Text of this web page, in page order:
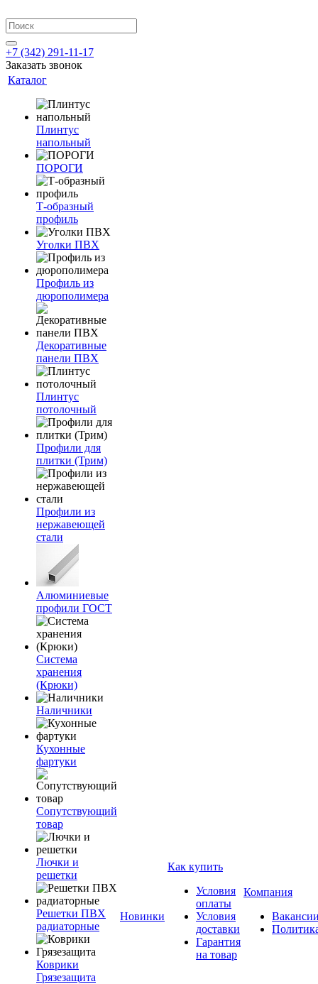
+7 (342) 291-11-17
Заказать звонок
Каталог
Плинтус
напольный
ПОРОГИ
Т-образный
профиль
Уголки ПВХ
Профиль из
дюрополимера
Декоративные
панели ПВХ
Плинтус
потолочный
Профили для
плитки (Трим)
Профили из
нержавеющей
стали
Алюминиевые
профили ГОСТ
Система
хранения
(Крюки)
Наличники
Кухонные
фартуки
Сопутствующий
товар
Лючки и
решетки
Решетки ПВХ
радиаторные
Коврики
Грязезащита
Новинки
Как купить
Условия
оплаты
Условия
доставки
Гарантия
на товар
Компания